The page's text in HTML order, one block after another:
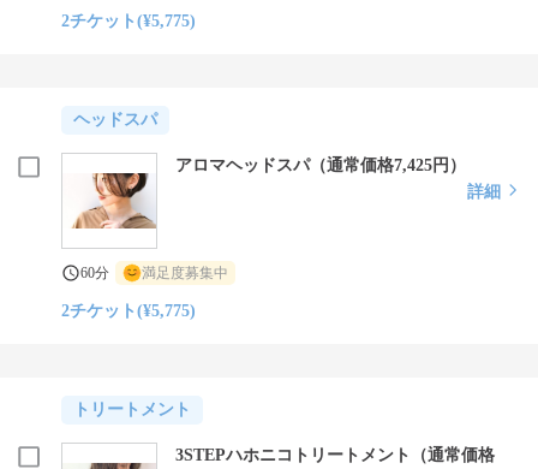
2チケット(¥5,775)
ヘッドスパ
アロマヘッドスパ（通常価格7,425円）
詳細
60分 満足度募集中
2チケット(¥5,775)
トリートメント
3STEPハホニコトリートメント（通常価格